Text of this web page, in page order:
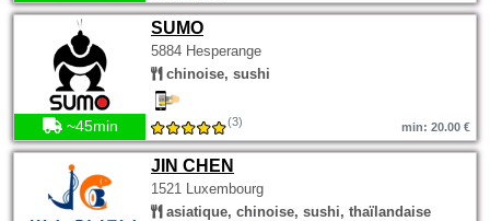
SUMO
5884 Hesperange
chinoise, sushi
~45min (3) min: 20.00 €
JIN CHEN
1521 Luxembourg
asiatique, chinoise, sushi, thaïlandaise